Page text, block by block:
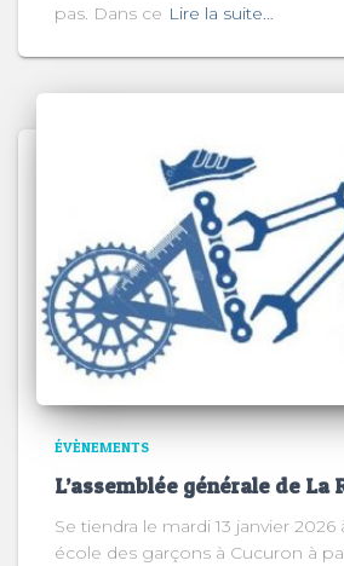
pas. Dans ce Lire la suite…
ÉVÈNEMENTS
L’assemblée générale de La
Se tiendra le mardi 13 janvier 2026
école des garçons à Cucuron à